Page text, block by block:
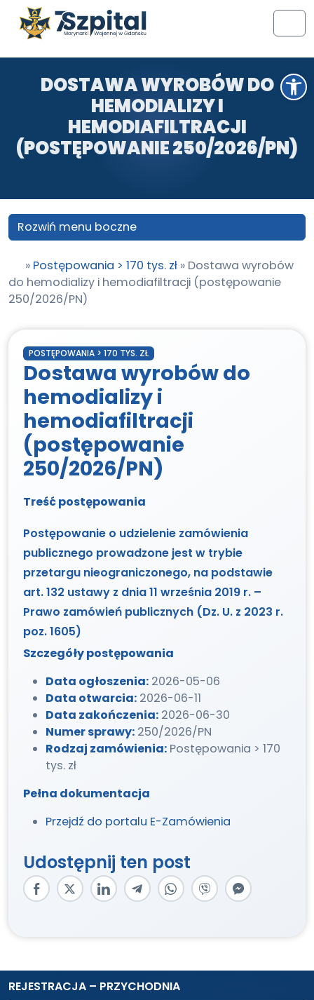
Otwórz pasek narzędzi
Przejdź do treści
Przejdź do stopki
DOSTAWA WYROBÓW DO
HEMODIALIZY I
HEMODIAFILTRACJI
(POSTĘPOWANIE 250/2026/PN)
» Postępowania > 170 tys. zł » Dostawa wyrobów
do hemodializy i hemodiafiltracji (postępowanie
250/2026/PN)
POSTĘPOWANIA > 170 TYS. ZŁ
Dostawa wyrobów do
hemodializy i
hemodiafiltracji
(postępowanie
250/2026/PN)
Treść postępowania
Postępowanie o udzielenie zamówienia
publicznego prowadzone jest w trybie
przetargu nieograniczonego, na podstawie
art. 132 ustawy z dnia 11 września 2019 r. –
Prawo zamówień publicznych (Dz. U. z 2023 r.
poz. 1605)
Szczegóły postępowania
Data ogłoszenia: 2026-05-06
Data otwarcia: 2026-06-11
Data zakończenia: 2026-06-30
Numer sprawy: 250/2026/PN
Rodzaj zamówienia: Postępowania > 170
tys. zł
Pełna dokumentacja
Przejdź do portalu E-Zamówienia
Udostępnij ten post
Rozwiń menu boczne
REJESTRACJA – PRZYCHODNIA